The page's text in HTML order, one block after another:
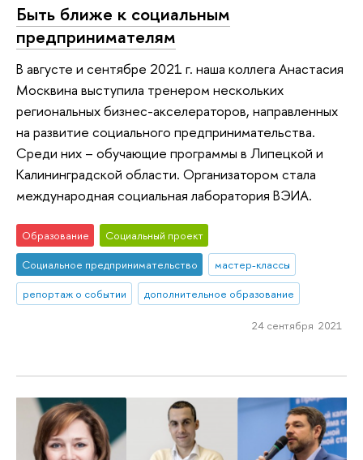
Быть ближе к социальным
предпринимателям
В августе и сентябре 2021 г. наша коллега Анастасия
Москвина выступила тренером нескольких
региональных бизнес-акселераторов, направленных
на развитие социального предпринимательства.
Среди них – обучающие программы в Липецкой и
Калининградской области. Организатором стала
международная социальная лаборатория ВЭИА.
Образование
Социальный проект
Социальное предпринимательство
мастер-классы
репортаж о событии
дополнительное образование
24 сентября 2021